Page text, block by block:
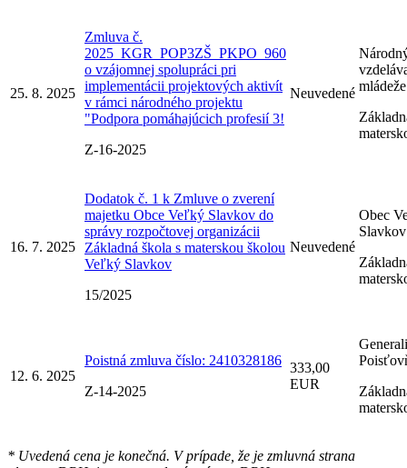
25. 8. 2025
Zmluva č.
2025_KGR_POP3ZŠ_PKPO_960
o vzájomnej spolupráci pri
implementácii projektových aktivít
v rámci národného projektu
"Podpora pomáhajúcich profesií 3!
Z-16-2025
Neuvedené mládeže
16. 7. 2025
Dodatok č. 1 k Zmluve o zverení
majetku Obce Veľký Slavkov do
správy rozpočtovej organizácii
Základná škola s materskou školou
Veľký Slavkov
15/2025
Neuvedené
Obec
Slavkov
12. 6. 2025
Poistná zmluva číslo: 2410328186
Z-14-2025
333,00
EUR
Generali
* Uvedená cena je konečná. V prípade, že je zmluvná strana